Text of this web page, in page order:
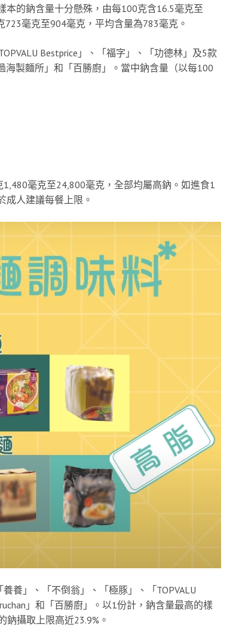
本的鈉含量十分懸殊，由每100克含16.5毫克至
毫克至904毫克，平均含量為783毫克。
Bestprice」、「福字」、「功德林」及5款
海製麵所」和「百勝廚」。當中鈉含量（以每100
毫克至24,800毫克，全部均屬高鈉。如進食1
成人建議每餐上限。
養」、「不倒翁」、「極豚」、「TOPVALU
」和「百勝廚」。以1份計，鈉含量最高的樣
攝取上限高近23.9%。